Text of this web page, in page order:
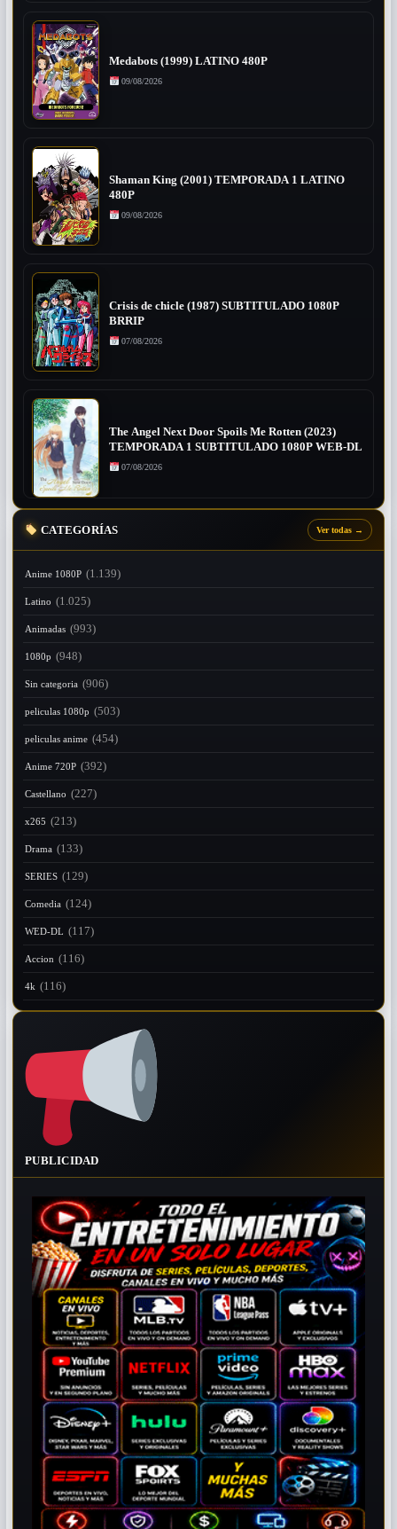
Medabots (1999) LATINO 480P
09/08/2026
Shaman King (2001) TEMPORADA 1 LATINO
480P
09/08/2026
Crisis de chicle (1987) SUBTITULADO 1080P
BRRIP
07/08/2026
The Angel Next Door Spoils Me Rotten (2023)
TEMPORADA 1 SUBTITULADO 1080P WEB-DL
07/08/2026
CATEGORÍAS Ver todas →
Anime 1080P (1.139)
Latino (1.025)
Animadas (993)
1080p (948)
Sin categoria (906)
peliculas 1080p (503)
peliculas anime (454)
Anime 720P (392)
Castellano (227)
x265 (213)
Drama (133)
SERIES (129)
Comedia (124)
WED-DL (117)
Accion (116)
4k (116)
PUBLICIDAD